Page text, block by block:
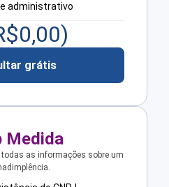
administrativo
0,00)
grátis
Medida
as informações sobre um